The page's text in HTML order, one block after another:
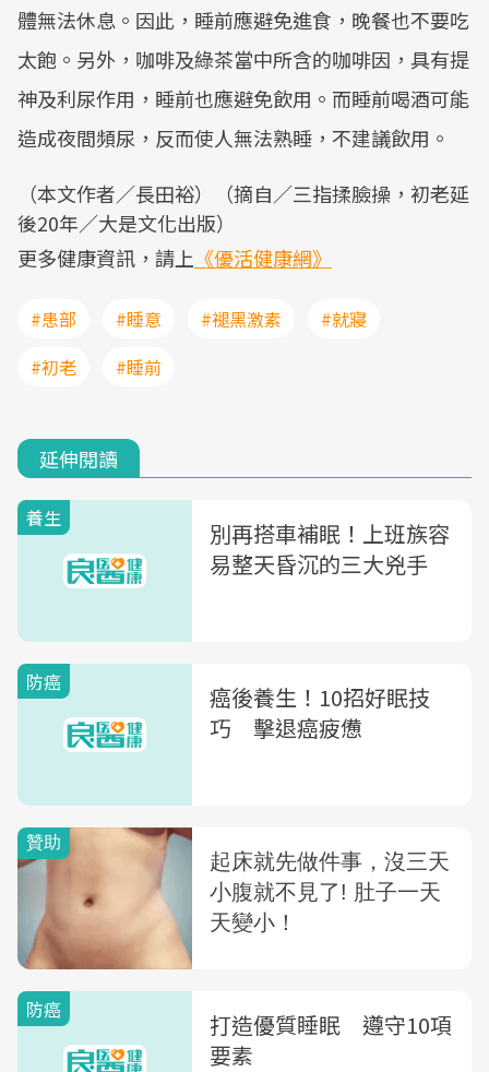
體無法休息。因此，睡前應避免進食，晚餐也不要吃
太飽。另外，咖啡及綠茶當中所含的咖啡因，具有提
神及利尿作用，睡前也應避免飲用。而睡前喝酒可能
造成夜間頻尿，反而使人無法熟睡，不建議飲用。
（本文作者／長田裕）（摘自／三指揉臉操，初老延
後20年／大是文化出版）
更多健康資訊，請上 《優活健康網》
#患部 #睡意 #褪黑激素
#就寢
#初老
#睡前
延伸閱讀
養生
別再搭車補眠！上班族容
易整天昏沉的三大兇手
防癌
癌後養生！10招好眠技
巧 擊退癌疲憊
防癌
打造優質睡眠 遵守10項
要素